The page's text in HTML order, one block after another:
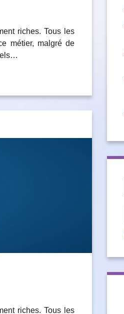
riches. Tous les
métier, malgré de
riches. Tous les